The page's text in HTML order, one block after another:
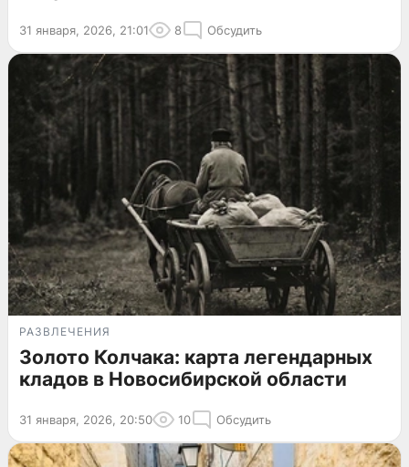
31 января, 2026, 21:01 8 Обсудить
РАЗВЛЕЧЕНИЯ
Золото Колчака: карта легендарных
кладов в Новосибирской области
31 января, 2026, 20:50 10 Обсудить